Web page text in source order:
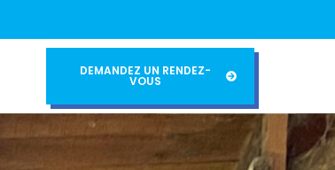
DEMANDEZ UN RENDEZ-
VOUS